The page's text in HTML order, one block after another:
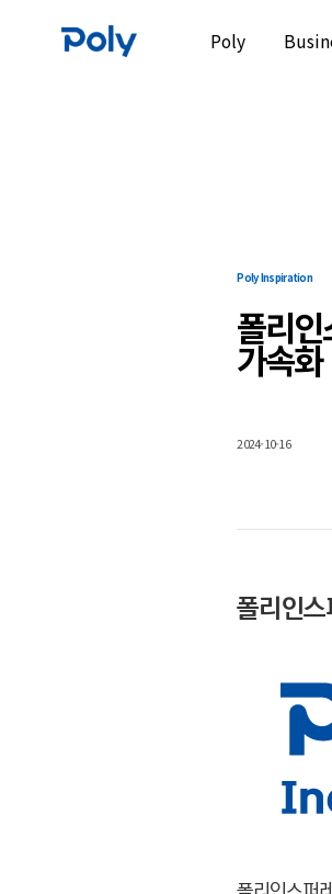
Poly
Poly Inspiration
폴리
가속화
2024-10-16
폴리인